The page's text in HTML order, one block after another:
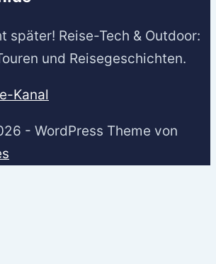
später! Reise-Tech & Outdoor:
und Reisegeschichten.
Kanal
- WordPress Theme von